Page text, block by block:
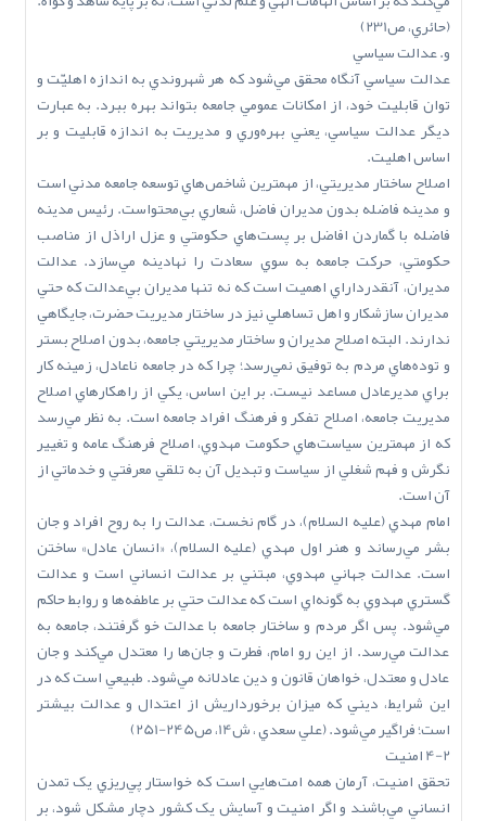
(حائري، ص231)
و. عدالت سياسي
عدالت سياسي آنگاه محقق مي‌شود که هر شهروندي به اندازه اهليّت و
توان قابليت خود، از امکانات عمومي جامعه بتواند بهره ببرد. به عبارت
ديگر عدالت سياسي، يعني بهره‌وري و مديريت به اندازه قابليت و بر
اساس اهليت.
اصلاح ساختار مديريتي، از مهمترين شاخص‌هاي توسعه جامعه مدني است
و مدينه فاضله بدون مديران فاضل، شعاري بي‌محتواست. رئيس مدينه
فاضله با گماردن افاضل بر پست‌هاي حکومتي و عزل اراذل از مناصب
حکومتي، حرکت جامعه به سوي سعادت را نهادينه مي‌سازد. عدالت
مديران، آنقدرداراي اهميت است که نه تنها مديران بي‌عدالت که حتي
مديران سازشکار و اهل تساهلي نيز در ساختار مديريت حضرت، جايگاهي
ندارند. البته اصلاح مديران و ساختار مديريتي جامعه، بدون اصلاح بستر
و توده‌هاي مردم به توفيق نمي‌رسد؛ چرا که در جامعه ناعادل، زمينه کار
براي مديرعادل مساعد نيست. بر اين اساس، يکي از راهکارهاي اصلاح
مديريت جامعه، اصلاح تفکر و فرهنگ افراد جامعه است. به نظر مي‌رسد
که از مهمترين سياست‌هاي حکومت مهدوي، اصلاح فرهنگ عامه و تغيير
نگرش و فهم شغلي از سياست و تبديل آن به تلقي معرفتي و خدماتي از
آن است.
امام مهدي (عليه السلام)، در گام نخست، عدالت را به روح افراد و جان
بشر مي‌رساند و هنر اول مهدي (عليه السلام)، «انسان عادل» ساختن
است. عدالت جهاني مهدوي، مبتني بر عدالت انساني است و عدالت
گستري مهدوي به گونه‌اي است که عدالت حتي بر عاطفه‌ها و روابط حاکم
مي‌شود. پس اگر مردم و ساختار جامعه با عدالت خو گرفتند، جامعه به
عدالت مي‌رسد. از اين رو امام، فطرت و جان‌ها را معتدل مي‌کند و جان
عادل و معتدل، خواهان قانون و دين عادلانه مي‌شود. طبيعي است که در
اين شرايط، ديني که ميزان برخورداريش از اعتدال و عدالت بيشتر
است؛ فراگير مي‌شود. (علي سعدي ، ش14، ص245-251)
4-2 امنيت
تحقق امنيت، آرمان همه امت‌هايي است که خواستار پي‌ريزي يک تمدن
انساني مي‌باشند و اگر امنيت و آسايش يک کشور دچار مشکل شود، بر